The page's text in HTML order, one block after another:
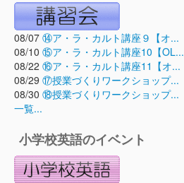
08/07 ⑭ア・ラ・カルト講座９【オ...
08/10 ⑮ア・ラ・カルト講座10【OL...
08/22 ⑯ア・ラ・カルト講座11【オ...
08/29 ⑰授業づくりワークショップ...
08/30 ⑱授業づくりワークショップ...
一覧...
小学校英語のイベント